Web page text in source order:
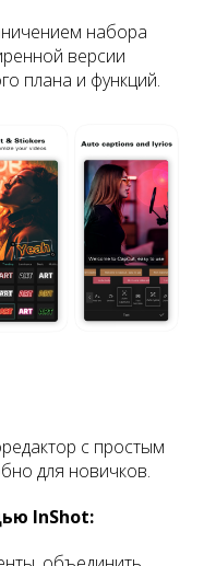
набора
версии
плана и функций.
с простым
для новичков.
InShot: